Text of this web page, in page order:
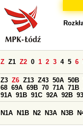
Z Z1 Z2 0 1 2 3 4 5 6
Z3 Z6 Z13 Z43 50A 50B
68 69A 69B 70 71A 71B
91A 91B 91C 92A 92B 93
N1A N1B N2 N3A N3B